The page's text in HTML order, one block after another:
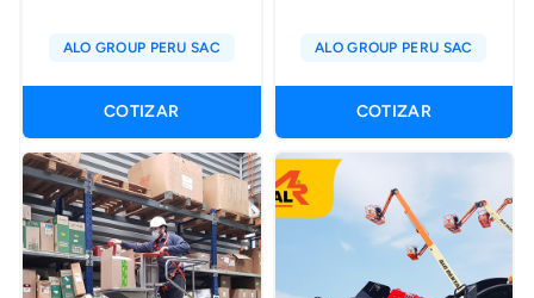
ALO GROUP PERU SAC
COTIZAR
ALO GROUP PERU SAC
COTIZAR